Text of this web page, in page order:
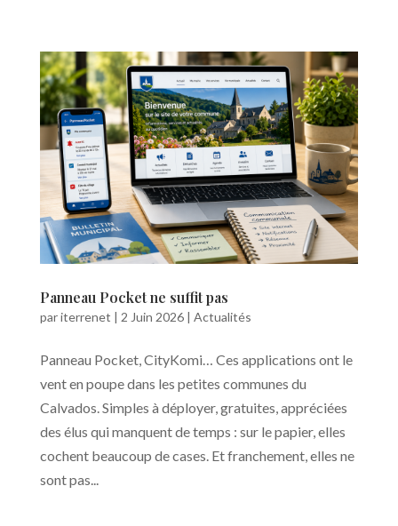
Panneau Pocket ne suffit pas
pariterrenet | 2 Juin 2026| Actualités
Panneau Pocket, CityKomi… Ces applications ont le
vent en poupe dans les petites communes du
Calvados. Simples à déployer, gratuites, appréciées
des élus qui manquent de temps : sur le papier, elles
cochent beaucoup de cases. Et franchement, elles ne
sont pas...